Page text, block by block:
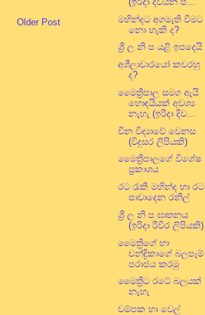
Older Post
මහින්දට අගමැති වීමට
නො හැකි ද?
ශ්‍රී ල නි ප යළි ඉපදෙයි
අශීලාචාරයෝ කවරහු
ද?
මෛත්‍රිපාල සමග ඇයි
හොඳයියක් අවශ්‍ය
නැහැ (ඉරිදා දිව...
චීන විද්‍යාවේ වෙනස
(විදුසර ලිපියකි)
මෛත්‍රිපාලගේ විශේෂ
ප්‍රකාශය
රට රැකි මහින්ද හා රට
පාවාදෙන රනිල්
ශ්‍රී ල නි ප ඝාතනය
(ඉරිදා රිවිර ලිපියකි)
මෛත්‍රිගේ හා
චන්ද්‍රිකාගේ බලපෑම්
පරාජය කරමු
මෛත්‍රිට රටේ බලයක්
නැහැ
චම්පක හා වෙල්